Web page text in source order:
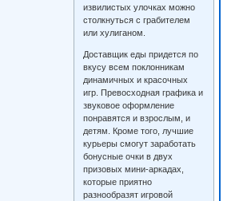
извилистых улочках можно
столкнуться с грабителем
или хулиганом.
Доставщик еды придется по
вкусу всем поклонникам
динамичных и красочных
игр. Превосходная графика и
звуковое оформление
понравятся и взрослым, и
детям. Кроме того, лучшие
курьеры смогут заработать
бонусные очки в двух
призовых мини-аркадах,
которые приятно
разнообразят игровой